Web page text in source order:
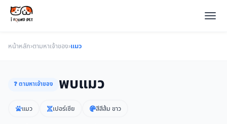
หน้าหลัก›ตามหาเจ้าของ›แมว
❓ ตามหาเจ้าของ พบแมว
แมว เปอร์เซีย สีสีส้ม ขาว